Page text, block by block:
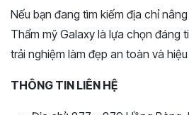
Nếu bạn đang tìm kiếm địa chỉ
Thẩm mỹ Galaxy là lựa chọn đáng
trải nghiệm làm đẹp an toàn và hiệu
THÔNG TIN LIÊN HỆ